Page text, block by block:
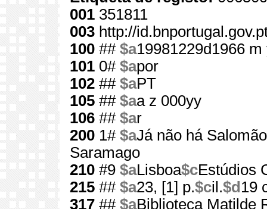
001 351811
003 http://
100 ## $a19981229d1966
101 0# $apor
102 ## $aPT
105 ## $aa z 000yy
106 ## $ar
200 1# $aJá não há Salomão
Saramago
210 #9 $aLisboa$cEstúdios
215 ## $a23, [1] p.$cil.$d 19
317 ## $aBiblioteca Matilde